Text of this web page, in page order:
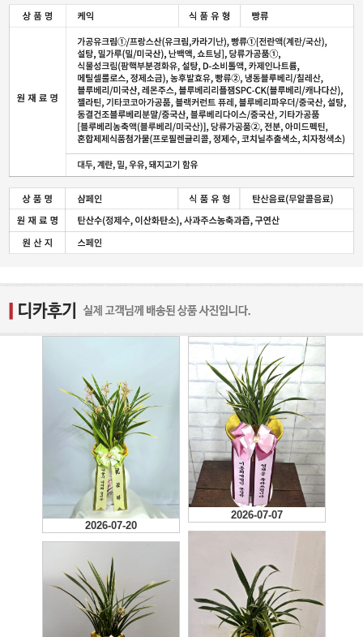
2026-07-20
2026-07-07